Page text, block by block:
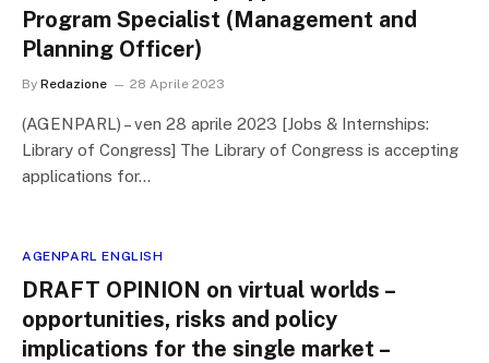
Program Specialist (Management and
Planning Officer)
By Redazione 28 Aprile 2023
(AGENPARL) – ven 28 aprile 2023 [Jobs & Internships:
Library of Congress] The Library of Congress is accepting
applications for…
AGENPARL ENGLISH
DRAFT OPINION on virtual worlds –
opportunities, risks and policy
implications for the single market –